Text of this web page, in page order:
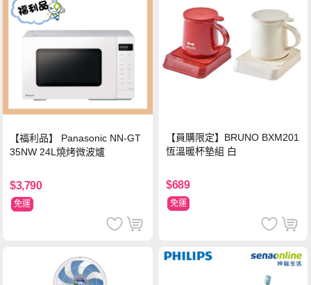
【福利品】 Panasonic NN-GT
35NW 24L燒烤微波爐
$3,790
免運
【員購限定】BRUNO BXM201
恆溫暖杯墊組 白
$689
免運